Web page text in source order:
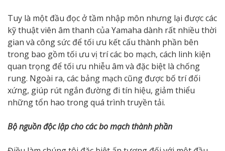
Tuy là một đầu đọc ở tầm nhập môn nhưng lại được các
kỹ thuật viên âm thanh của Yamaha dành rất nhiều thời
gian và công sức để tối ưu kết cấu thành phần bên
trong bao gồm tối ưu vị trí các bo mạch, cách linh kiện
quan trọng để tối ưu nhiễu âm và đặc biệt là chống
rung. Ngoài ra, các bảng mạch cũng được bố trí đối
xứng, giúp rút ngắn đường đi tín hiệu, giảm thiểu
những tổn hao trong quá trình truyền tải.
Bộ nguồn độc lập cho các bo mạch thành phần